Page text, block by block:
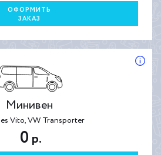
ОФОРМИТЬ
ЗАКАЗ
Минивен
Vito, VW Transporter
0 р.